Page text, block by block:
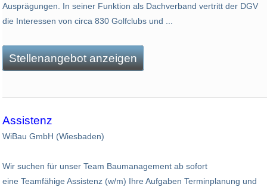
Ausprägungen. In seiner Funktion als Dachverband vertritt der DGV
die Interessen von circa 830 Golfclubs und ...
Stellenangebot anzeigen
Assistenz
WiBau GmbH (Wiesbaden)
Wir suchen für unser Team Baumanagement ab sofort
eine Teamfähige Assistenz (w/m) Ihre Aufgaben Terminplanung und